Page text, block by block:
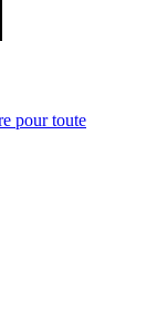
pour toute